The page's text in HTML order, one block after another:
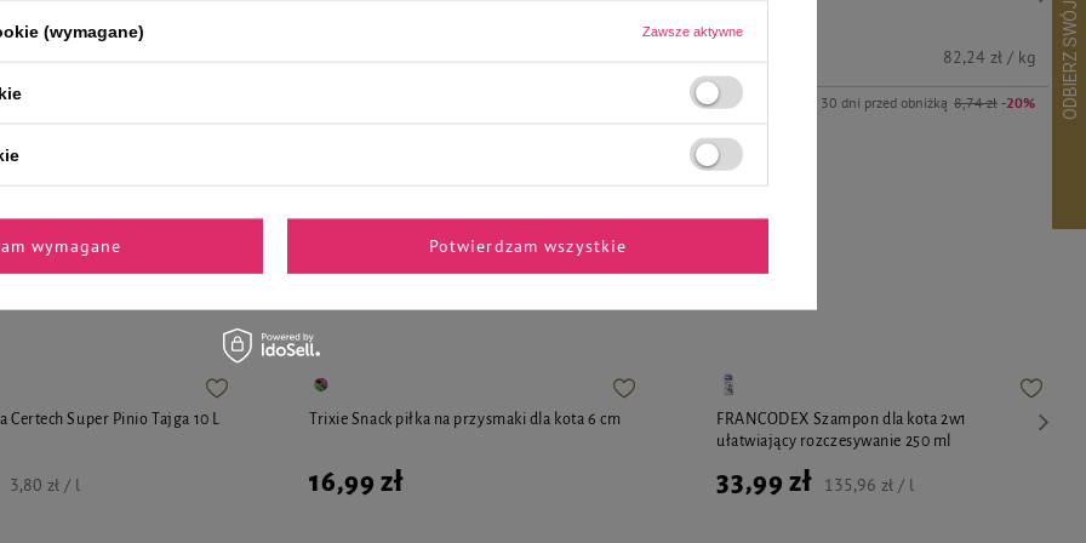
3,20 zł / l Najniższa cena z 30 dni przed obniżką 8,74 zł -20%
82,24 zł / kg
przez naszych ekspertów
Certech Super Pinio Tajga 10 L
3,80 zł / l
Trixie Snack piłka na przysmaki dla kota 6 cm
16,99 zł
FRANCODEX Szampon dla kota 2w1
ułatwiający rozczesywanie 250 ml
33,99 zł 135,96 zł / l
(wymagane) Zawsze aktywne
wymagane Potwierdzam wszystkie